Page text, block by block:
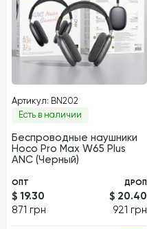
Артикул: BN202
Есть в наличии
Беспроводные наушники
Hoco Pro Max W65 Plus
ANC (Черный)
ОПТ
$ 19.30
871 грн
ДРОП
$ 20.40
921 грн